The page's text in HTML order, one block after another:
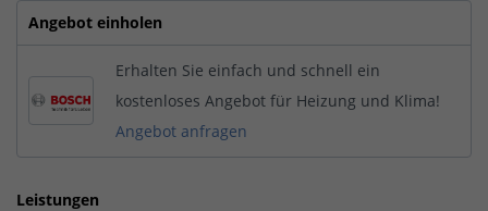
Angebot einholen
Erhalten Sie einfach und schnell ein
kostenloses Angebot für Heizung und Klima!
Angebot anfragen
Leistungen